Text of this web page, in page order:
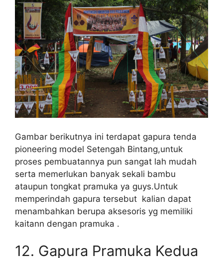
Gambar berikutnya ini terdapat gapura tenda
pioneering model Setengah Bintang,untuk
proses pembuatannya pun sangat lah mudah
serta memerlukan banyak sekali bambu
ataupun tongkat pramuka ya guys.Untuk
memperindah gapura tersebut kalian dapat
menambahkan berupa aksesoris yg memiliki
kaitann dengan pramuka .
12. Gapura Pramuka Kedua